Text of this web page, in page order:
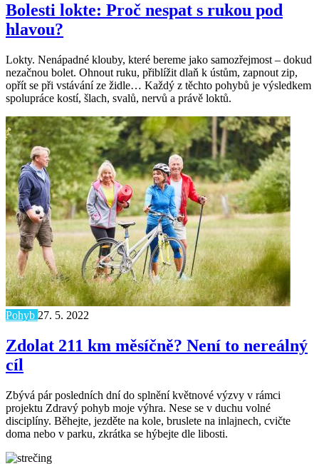
Bolesti lokte: Proč nespat s rukou pod
hlavou?
Lokty. Nenápadné klouby, které bereme jako samozřejmost – dokud
nezačnou bolet. Ohnout ruku, přiblížit dlaň k ústům, zapnout zip,
opřít se při vstávání ze židle… Každý z těchto pohybů je výsledkem
spolupráce kostí, šlach, svalů, nervů a právě loktů.
Pohyb 27. 5. 2022
Zdolat 211 km měsíčně? Není to nereálný
cíl
Zbývá pár posledních dní do splnění květnové výzvy v rámci
projektu Zdravý pohyb moje výhra. Nese se v duchu volné
disciplíny. Běhejte, jezděte na kole, bruslete na inlajnech, cvičte
doma nebo v parku, zkrátka se hýbejte dle libosti.